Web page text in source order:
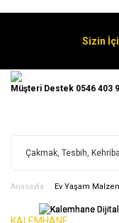
Sizin
Müşteri Destek 0546 403
Anasayfa Ev Yaşam